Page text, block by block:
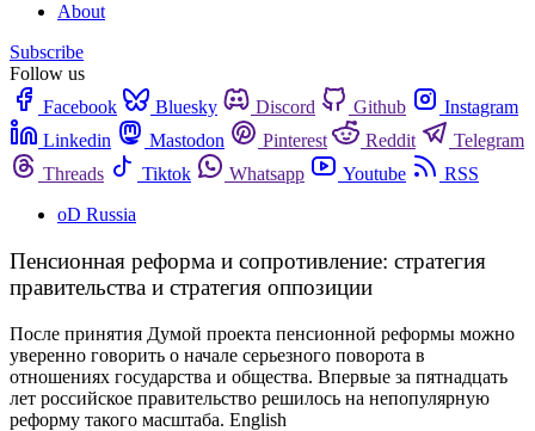
About
Subscribe
Follow us
Facebook
Bluesky Discord Github
Instagram
Linkedin
Mastodon Pinterest Reddit
Telegram
Threads
Tiktok Whatsapp Youtube
RSS
oD Russia
Пенсионная реформа и сопротивление: стратегия
правительства и стратегия оппозиции
После принятия Думой проекта пенсионной реформы можно
уверенно говорить о начале серьезного поворота в
отношениях государства и общества. Впервые за пятнадцать
лет российское правительство решилось на непопулярную
реформу такого масштаба. English